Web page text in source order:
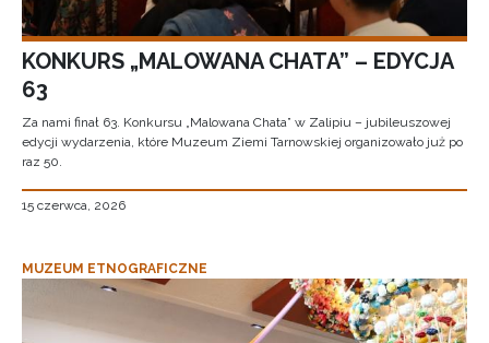
KONKURS „MALOWANA CHATA” – EDYCJA
63
Za nami finał 63. Konkursu „Malowana Chata” w Zalipiu – jubileuszowej
edycji wydarzenia, które Muzeum Ziemi Tarnowskiej organizowało już po
raz 50.
15 czerwca, 2026
MUZEUM ETNOGRAFICZNE